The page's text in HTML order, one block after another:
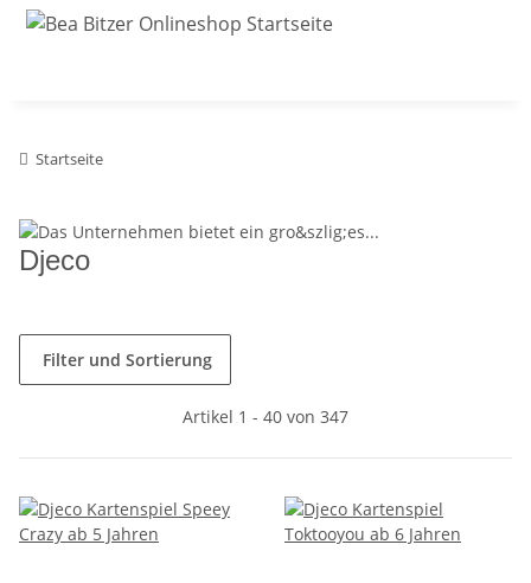
Startseite
Djeco
Filter und Sortierung
Artikel 1 - 40 von 347